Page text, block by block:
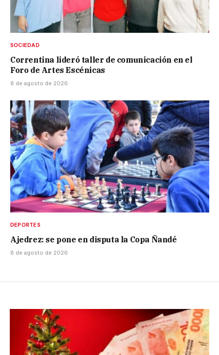
SOCIEDAD
Correntina lideró taller de comunicación en el
Foro de Artes Escénicas
8 de agosto de 2026
DEPORTES
Ajedrez: se pone en disputa la Copa Ñandé
8 de agosto de 2026